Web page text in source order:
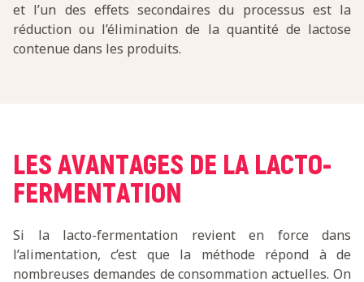
et l’un des effets secondaires du processus est la
réduction ou l’élimination de la quantité de lactose
contenue dans les produits.
LES AVANTAGES DE LA LACTO-
FERMENTATION
Si la lacto-fermentation revient en force dans
l’alimentation, c’est que la méthode répond à de
nombreuses demandes de consommation actuelles. On